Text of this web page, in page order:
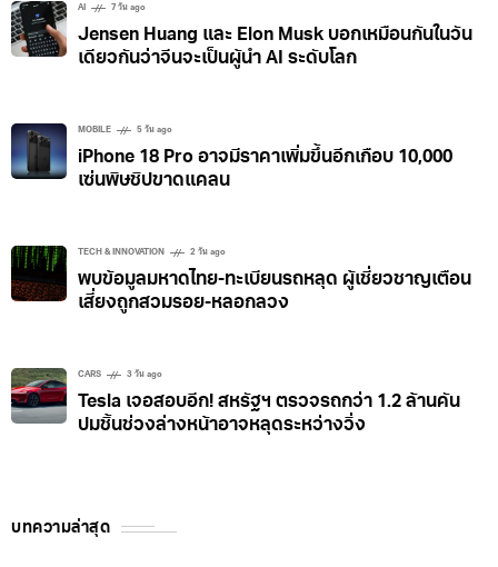
AI 7 วัน ago
Jensen Huang และ Elon Musk บอกเหมือนกันในวัน
เดียวกันว่าจีนจะเป็นผู้นำ AI ระดับโลก
MOBILE 5 วัน ago
iPhone 18 Pro อาจมีราคาเพิ่มขึ้นอีกเกือบ 10,000
เซ่นพิษชิปขาดแคลน
TECH & INNOVATION 2 วัน ago
พบข้อมูลมหาดไทย-ทะเบียนรถหลุด ผู้เชี่ยวชาญเตือน
เสี่ยงถูกสวมรอย-หลอกลวง
CARS 3 วัน ago
Tesla เจอสอบอีก! สหรัฐฯ ตรวจรถกว่า 1.2 ล้านคัน
ปมชิ้นช่วงล่างหน้าอาจหลุดระหว่างวิ่ง
บทความล่าสุด